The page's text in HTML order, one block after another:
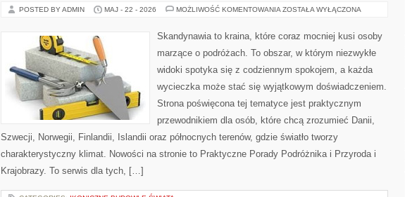
POSTED BY ADMIN MAJ - 22 - 2026 MOŻLIWOŚĆ KOMENTOWANIA PRAKTYCZNE
ZOSTAŁA WYŁĄCZONA
Skandynawia to kraina, które coraz mocniej kusi osoby
marzące o podróżach. To obszar, w którym niezwykłe
widoki spotyka się z codziennym spokojem, a każda
wycieczka może stać się wyjątkowym doświadczeniem.
Strona poświęcona tej tematyce jest praktycznym
przewodnikiem dla osób, które chcą zrozumieć Danii,
Szwecji, Norwegii, Finlandii, Islandii oraz północnych terenów, gdzie światło tworzy
charakterystyczny klimat. Nowości na stronie to Praktyczne Porady Podróżnika i Przyroda i
Krajobrazy. To serwis dla tych, […]